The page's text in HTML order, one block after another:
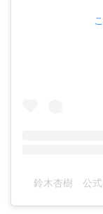
鈴木杏樹 公式